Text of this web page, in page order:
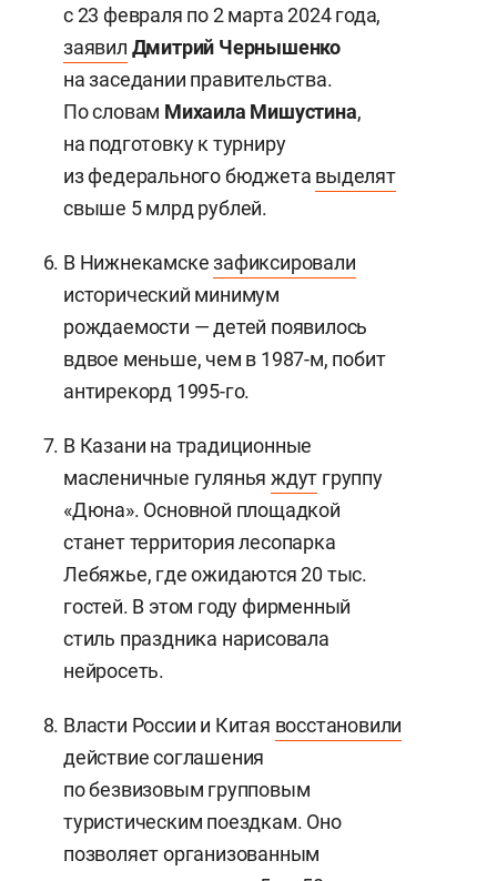
с 23 февраля по 2 марта 2024 года,
заявил Дмитрий Чернышенко
на заседании правительства.
По словам Михаила Мишустина,
на подготовку к турниру
из федерального бюджета выделят
свыше 5 млрд рублей.
В Нижнекамскезафиксировали
исторический минимум
рождаемости — детей появилось
вдвое меньше, чем в 1987-м, побит
антирекорд 1995-го.
В Казани на традиционные
масленичные гуляньяждут группу
«Дюна». Основной площадкой
станет территория лесопарка
Лебяжье, где ожидаются 20 тыс.
гостей. В этом году фирменный
стиль праздника нарисовала
нейросеть.
Власти России и Китая восстановили
действие соглашения
по безвизовым групповым
туристическим поездкам. Оно
позволяет организованным